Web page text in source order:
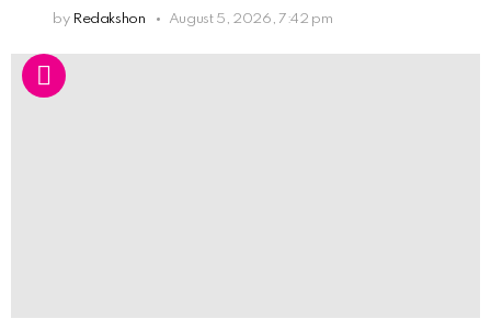
by Redakshon August 5, 2026, 7:42 pm